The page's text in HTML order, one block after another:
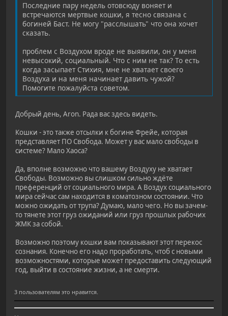
Последние пару недель отовсюду воняет и
встречаются мертвые кошки, я тесно связана с
богиней Баст. Не могу "расслышать" что она хочет
сказать.
проблем с Воздухом вроде не выявили, он у меня
невысокий, социальный. Что с ним не так? То есть
когда засыпает Стихия, мне не хватает своего
Воздуха и на меня начинает давить чужой?
Помогите пожалуйста советом.
Добрый день, Aron. Рада вас здесь видеть.
Кошки - это также отсылки к богине Фрейе, которая
представляет ПО Свобода. Может у вас мало свободы в
системе? Мало Хаоса?
Да, вполне возможно что вашему Воздуху не хватает
Свободы. Возможно вы слишком сильно ждёте
преференций от социального мира. А Воздух социального
мира сейчас сам находится в коматозном состоянии. Что
можно ожидать от трупа? Думаю, мало чего. Но вы зачем-
то тянете этот груз ожиданий или груз прошлых рабочих
ЖМК за собой.
Возможно поэтому кошки вам показывают этот перекос
сознания. Конечно его надо проработать, чтоб с новыми
возможностями, которые может предоставить следующий
год, выйти в состояние жизни, а не смерти.
3 пользователям это нравится.